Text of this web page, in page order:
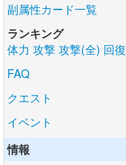
副属性カード一覧
ランキング
体力 攻撃 攻撃(全) 回復
FAQ
クエスト
イベント
情報